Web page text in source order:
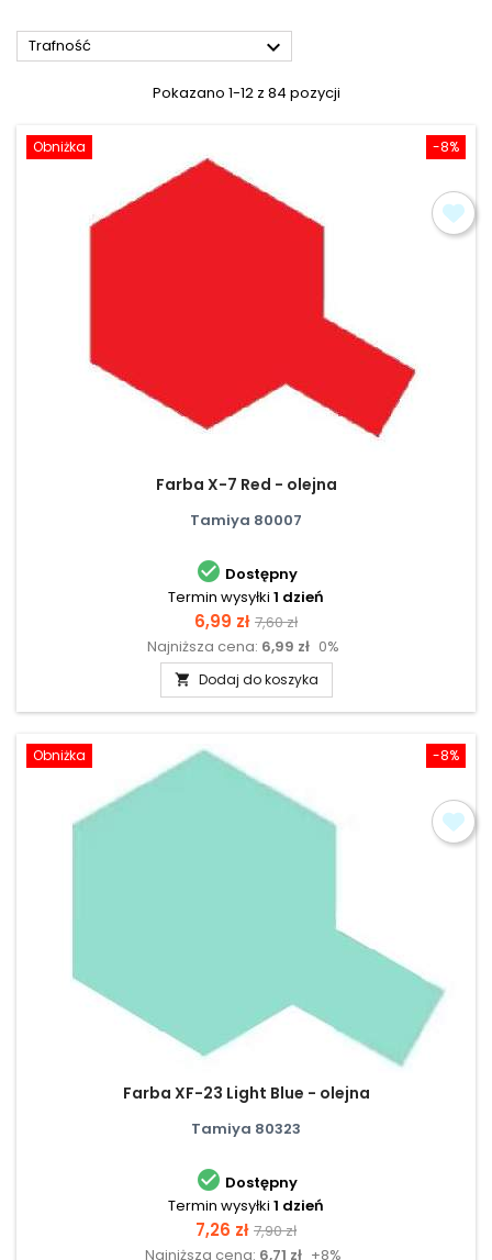
Trafność 
Pokazano 1-12 z 84 pozycji
-8%
Obniżka
Farba X-7 Red - olejna
Tamiya 80007
 Dostępny
Termin wysyłki 1 dzień
Cena
6,99 zł Cena
podstawowa
7,60 zł
Najniższa cena: 6,99 zł 0%
 Dodaj do koszyka
-8%
Obniżka
Farba XF-23 Light Blue - olejna
Tamiya 80323
 Dostępny
Termin wysyłki 1 dzień
Cena
7,26 zł Cena
7,90 zł
Najniższa cena: 6,71 zł +8%